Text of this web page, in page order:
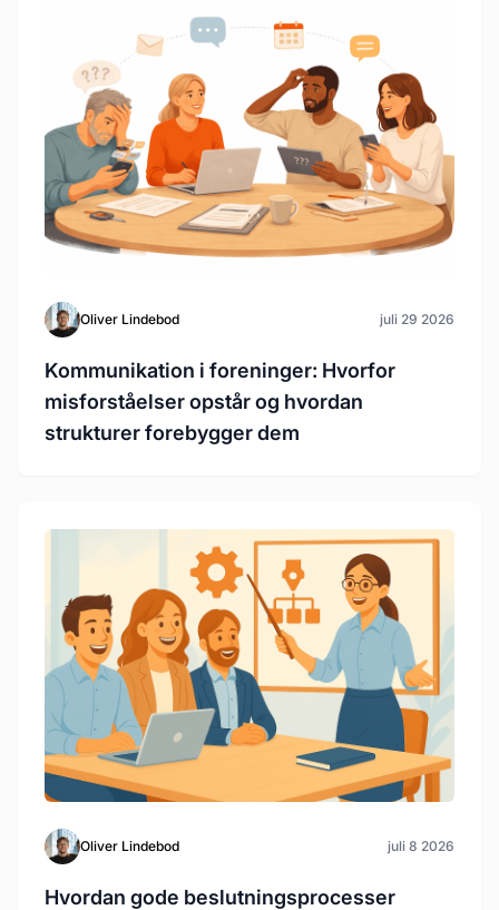
Oliver Lindebod juli 29 2026
Kommunikation i foreninger: Hvorfor
misforståelser opstår og hvordan
strukturer forebygger dem
Oliver Lindebod juli 8 2026
Hvordan gode beslutningsprocesser